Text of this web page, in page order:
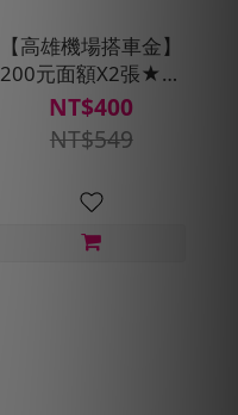
【高雄機場搭車金】
200元面額X2張★贈
預約派車1次
NT$400
NT$549